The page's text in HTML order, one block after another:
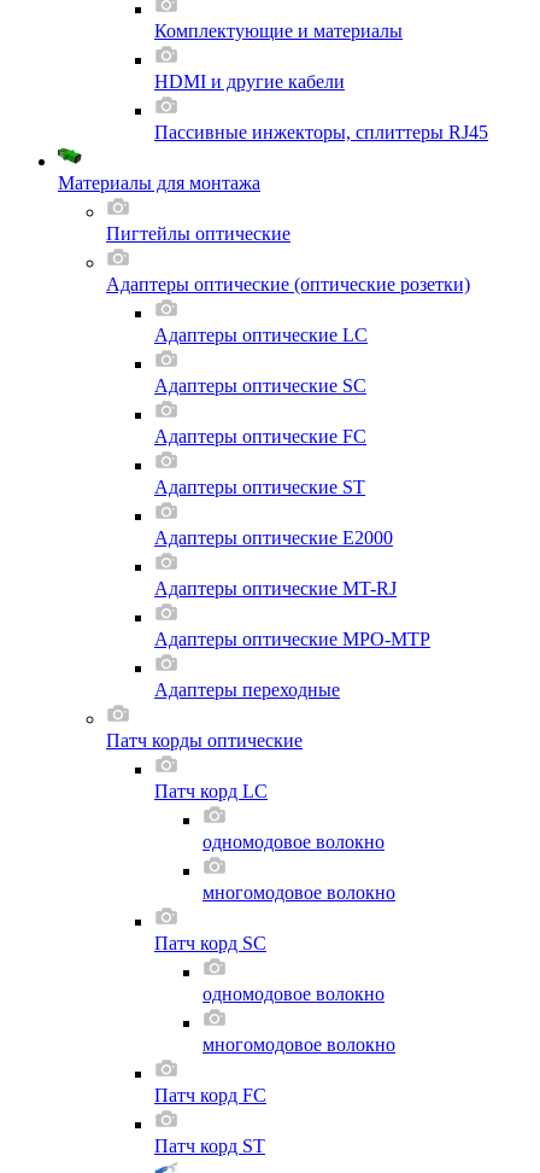
Комплектующие и материалы
HDMI и другие кабели
Пассивные инжекторы, сплиттеры RJ45
Материалы для монтажа
Пигтейлы оптические
Адаптеры оптические (оптические розетки)
Адаптеры оптические LC
Адаптеры оптические SC
Адаптеры оптические FC
Адаптеры оптические ST
Адаптеры оптические E2000
Адаптеры оптические MT-RJ
Адаптеры оптические MPO-MTP
Адаптеры переходные
Патч корды оптические
Патч корд LC
одномодовое волокно
многомодовое волокно
Патч корд SC
одномодовое волокно
многомодовое волокно
Патч корд FC
Патч корд ST